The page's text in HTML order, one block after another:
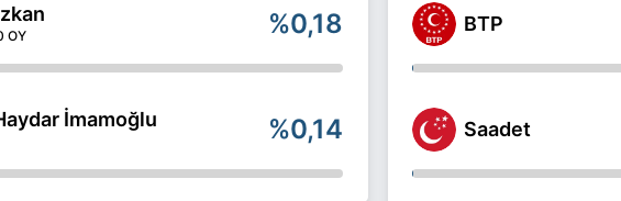
OY %0,18
İmamoğlu %0,14
BTP
Saadet